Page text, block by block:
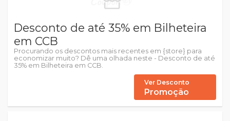
Desconto de até 35% em Bilheteira
em CCB
Procurando os descontos mais recentes em {store} para
economizar muito? Dê uma olhada neste - Desconto de até
35% em Bilheteira em CCB.
Ver Desconto
Promoção